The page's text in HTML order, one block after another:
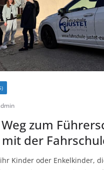
zum
mit der
Kinder oder Enkelkinder,